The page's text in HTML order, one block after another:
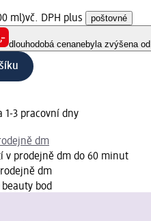
ml)vč. DPH plus poštovné
dlouhodobá cenanebyla zvýšena
1-3 pracovní dny
dm
v prodejně dm do 60 minut
dm
beauty bod